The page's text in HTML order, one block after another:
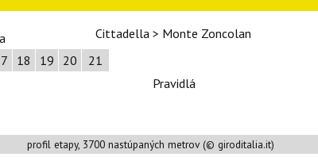
Cittadella > Monte Zoncolan
18 19 20
21
Pravidlá
profil etapy, 3700 nastúpaných metrov (© giroditalia.it)